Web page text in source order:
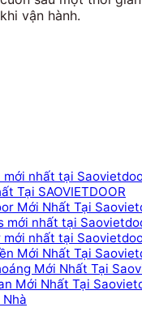
mới nhất tại
Tại SAOVIETDOOR
Mới Nhất Tại
mới nhất tại
mới nhất tại
Mới Nhất Tại
Mới Nhất Tại
Mới Nhất Tại
vận hành.